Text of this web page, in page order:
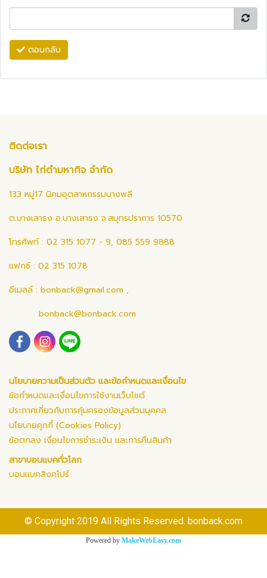
ตอบกลับ
ติดต่อเรา
บริษัท ไก่ดำมหากิจ จำกัด
133 หมู่17 นิคมอุตสาหกรรมบางพลี
ต.บางเสาธง อ.บางเสาธง จ.สมุทรปราการ 10570
โทรศัพท์ : 02 315 1077 - 9, 085 559 9888
แฟกซ์ : 02 315 1078
อีเมลล์ : bonback@gmail.com ,
bonback@bonback.com
นโยบายความเป็นส่วนตัว และข้อกำหนดและเงื่อนไข
ข้อกำหนดและเงื่อนไขการใช้งานเว็บไซต์
ประกาศเกี่ยวกับการคุ้มครองข้อมูลส่วนบุคคล
นโยบายคุกกี้ (Cookies Policy)
ข้อตกลง เงื่อนไขการชำระเงิน และการคืนสินค้า
สาขาบอนแบคทั่วโลก
บอนแบคสิงคโปร์
© Copyright 2019 All Rights Reserved. bonback.com
Powered by MakeWebEasy.com